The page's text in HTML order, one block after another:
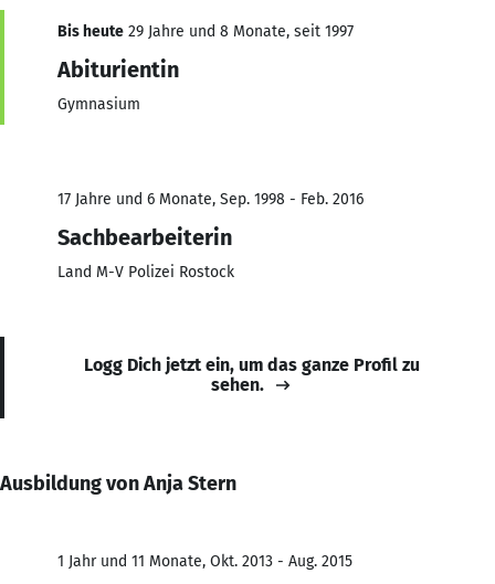
Bis heute 29 Jahre und 8 Monate, seit 1997
Abiturientin
Gymnasium
17 Jahre und 6 Monate, Sep. 1998 - Feb. 2016
Sachbearbeiterin
Land M-V Polizei Rostock
Logg Dich jetzt ein, um das ganze Profil zu
sehen.
Ausbildung von Anja Stern
1 Jahr und 11 Monate, Okt. 2013 - Aug. 2015